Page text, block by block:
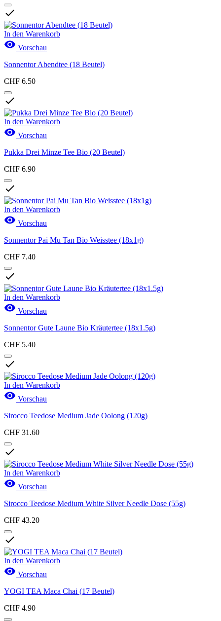

In den Warenkorb
 Vorschau
Sonnentor Abendtee (18 Beutel)
CHF 6.50

In den Warenkorb
 Vorschau
Pukka Drei Minze Tee Bio (20 Beutel)
CHF 6.90

In den Warenkorb
 Vorschau
Sonnentor Pai Mu Tan Bio Weisstee (18x1g)
CHF 7.40

In den Warenkorb
 Vorschau
Sonnentor Gute Laune Bio Kräutertee (18x1.5g)
CHF 5.40

In den Warenkorb
 Vorschau
Sirocco Teedose Medium Jade Oolong (120g)
CHF 31.60

In den Warenkorb
 Vorschau
Sirocco Teedose Medium White Silver Needle Dose (55g)
CHF 43.20

In den Warenkorb
 Vorschau
YOGI TEA Maca Chai (17 Beutel)
CHF 4.90